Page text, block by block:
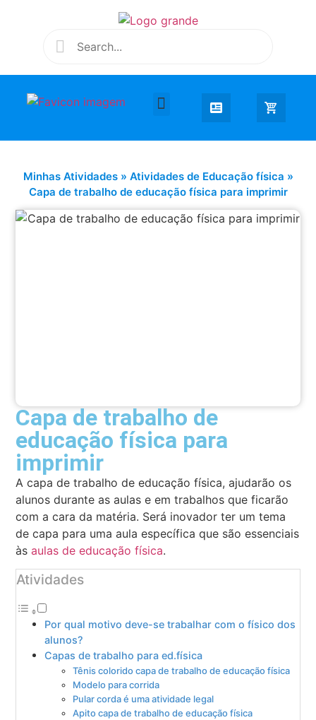
Minhas Atividades» Atividades de Educação física »
Capa de trabalho de educação física para imprimir
Capa de trabalho de
educação física para
imprimir
A capa de trabalho de educação física, ajudarão os
alunos durante as aulas e em trabalhos que ficarão
com a cara da matéria. Será inovador ter um tema
de capa para uma aula específica que são essenciais
àsaulas de educação física.
Atividades
Por qual motivo deve-se trabalhar com o físico dos
alunos?
Capas de trabalho para ed.física
Tênis colorido capa de trabalho de educação física
Modelo para corrida
Pular corda é uma atividade legal
Apito capa de trabalho de educação física